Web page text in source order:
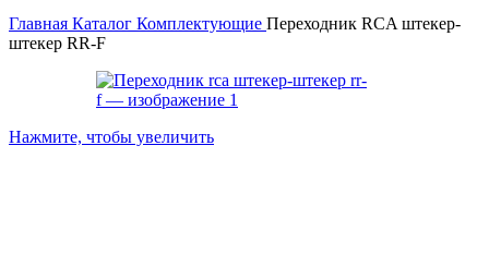
Главная Каталог Комплектующие Переходник RCA штекер-
штекер RR-F
Нажмите, чтобы увеличить